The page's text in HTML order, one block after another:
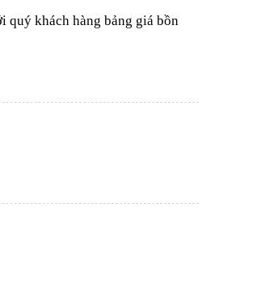
quý khách hàng bảng giá bồn